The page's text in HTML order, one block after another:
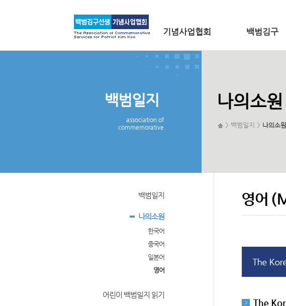
기념사업협회 백범김구
백범일지
association of
commemorative
나의소원
> 백범일지 > 나의소원
백범일지
나의소원
한국어
중국어
일본어
영어
어린이 백범일지 읽기